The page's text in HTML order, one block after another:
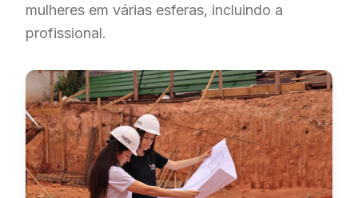
mulheres em várias esferas, incluindo a
profissional.